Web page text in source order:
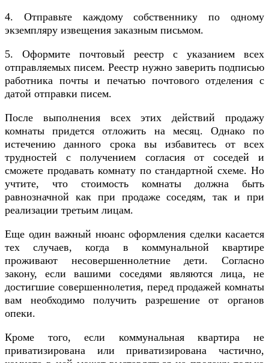
4. Отправьте каждому собственнику по одному
экземпляру извещения заказным письмом.
5. Оформите почтовый реестр с указанием всех
отправляемых писем. Реестр нужно заверить подписью
работника почты и печатью почтового отделения с
датой отправки писем.
После выполнения всех этих действий продажу
комнаты придется отложить на месяц. Однако по
истечению данного срока вы избавитесь от всех
трудностей с получением согласия от соседей и
сможете продавать комнату по стандартной схеме. Но
учтите, что стоимость комнаты должна быть
равнозначной как при продаже соседям, так и при
реализации третьим лицам.
Еще один важный нюанс оформления сделки касается
тех случаев, когда в коммунальной квартире
проживают несовершеннолетние дети. Согласно
закону, если вашими соседями являются лица, не
достигшие совершеннолетия, перед продажей комнаты
вам необходимо получить разрешение от органов
опеки.
Кроме того, если коммунальная квартира не
приватизирована или приватизирована частично,